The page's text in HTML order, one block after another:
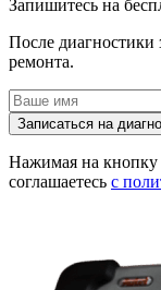
Запишитесь на
После диагностики
ремонта.
Записаться на
Нажимая на кнопку
соглашаетесь с